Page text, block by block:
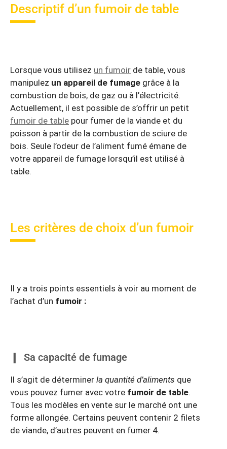
Descriptif d’un fumoir de table
Lorsque vous utilisez un fumoir de table, vous
manipulez un appareil de fumage grâce à la
combustion de bois, de gaz ou à l’électricité.
Actuellement, il est possible de s’offrir un petit
fumoir de table pour fumer de la viande et du
poisson à partir de la combustion de sciure de
bois. Seule l’odeur de l’aliment fumé émane de
votre appareil de fumage lorsqu’il est utilisé à
table.
Les critères de choix d’un fumoir
Il y a trois points essentiels à voir au moment de
l’achat d’un fumoir :
Sa capacité de fumage
Il s’agit de déterminer la quantité d’aliments que
vous pouvez fumer avec votre fumoir de table.
Tous les modèles en vente sur le marché ont une
forme allongée. Certains peuvent contenir 2 filets
de viande, d’autres peuvent en fumer 4.